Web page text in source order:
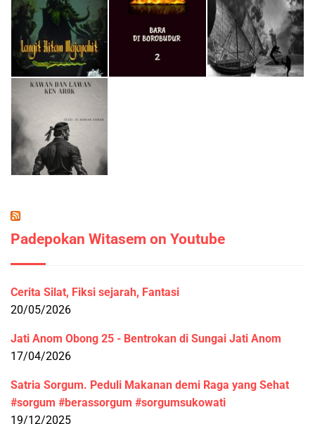
Padepokan Witasem on Youtube
Cerita Silat, Fiksi sejarah, Fantasi
20/05/2026
Jati Anom Obong 25 - Bentrokan di Sungai Jati Anom
17/04/2026
Satria Sorgum. Peduli Makanan demi Raga yang Sehat
#sorgum #berassorgum #sorgumsukowati
19/12/2025